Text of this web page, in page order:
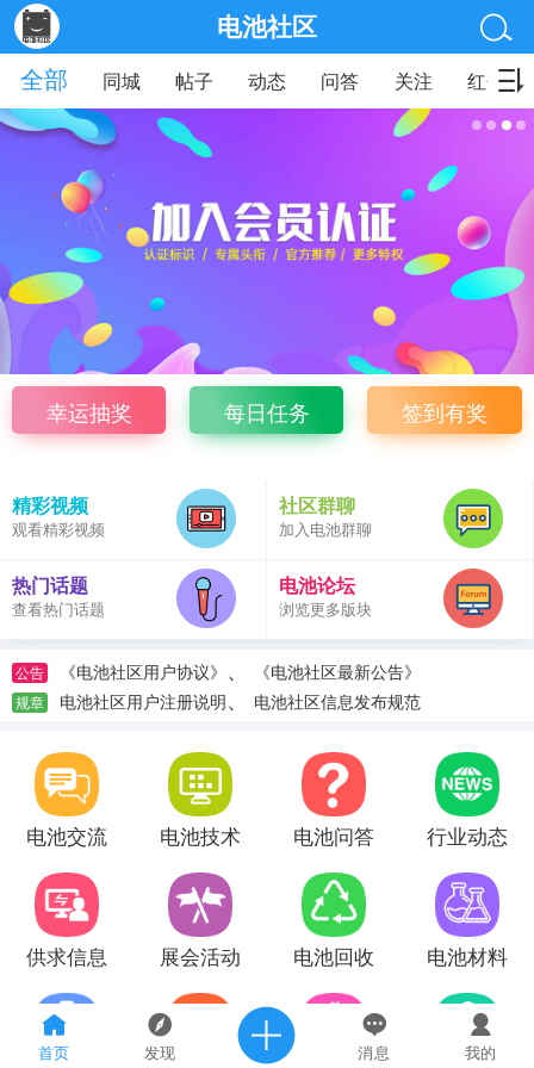
首页 发现 消息 我的
电池社区
全部
同城 帖子 动态 问答 关注 红包
幸运抽奖 每日任务 签到有奖
精彩视频
观看精彩视频
社区群聊
加入电池群聊
热门话题
查看热门话题
电池论坛
浏览更多版块
公告 《电池社区用户协议》 、 《电池社区最新公告》
规章 电池社区用户注册说明、 电池社区信息发布规范
电池交流 电池技术 电池问答 行业动态
供求信息 展会活动 电池回收 电池材料